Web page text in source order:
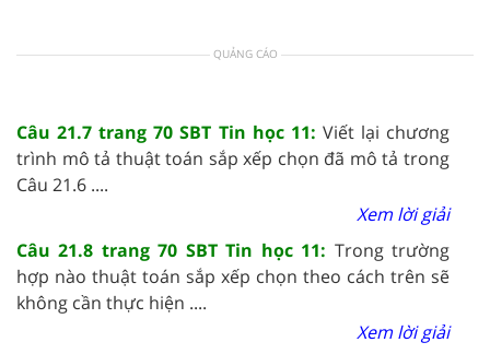
QUẢNG CÁO
Câu 21.7 trang 70 SBT Tin học 11: Viết lại chương
trình mô tả thuật toán sắp xếp chọn đã mô tả trong
Câu 21.6 ....
Xem lời giải
Câu 21.8 trang 70 SBT Tin học 11: Trong trường
hợp nào thuật toán sắp xếp chọn theo cách trên sẽ
không cần thực hiện ....
Xem lời giải